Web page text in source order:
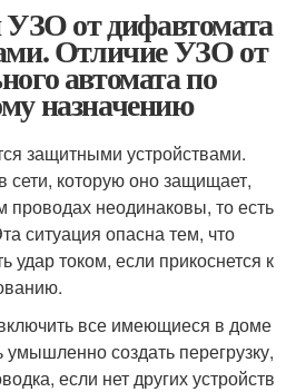
от дифавтомата
Отличие УЗО от
автомата по
назначению
защитными устройствами.
сети, которую оно защищает,
неодинаковы, то есть
ситуация опасна тем, что
удар током, если прикоснется к
все имеющиеся в доме
умышленно создать перегрузку,
если нет других устройств